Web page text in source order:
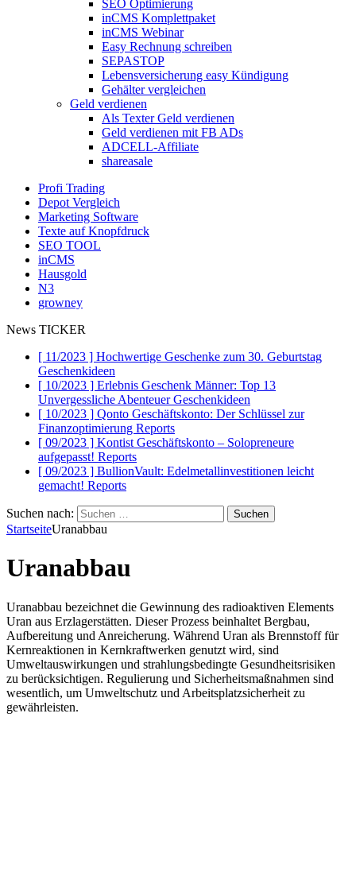
SEO Optimierung
inCMS Komplettpaket
inCMS Webinar
Easy Rechnung schreiben
SEPASTOP
Lebensversicherung easy Kündigung
Gehälter vergleichen
Geld verdienen
Als Texter Geld verdienen
Geld verdienen mit FB ADs
ADCELL-Affiliate
shareasale
Profi Trading
Depot Vergleich
Marketing Software
Texte auf Knopfdruck
SEO TOOL
inCMS
Hausgold
N3
growney
News TICKER
[ 11/2023 ] Hochwertige Geschenke zum 30. Geburtstag
Geschenkideen
[ 10/2023 ] Erlebnis Geschenk Männer: Top 13
Unvergessliche AbenteuerGeschenkideen
[ 10/2023 ] Qonto Geschäftskonto: Der Schlüssel zur
Finanzoptimierung Reports
[ 09/2023 ] Kontist Geschäftskonto – Solopreneure
aufgepasst! Reports
[ 09/2023 ] BullionVault: Edelmetallinvestitionen leicht
gemacht! Reports
Suchen nach:
StartseiteUranabbau
Uranabbau
Uranabbau bezeichnet die Gewinnung des radioaktiven Elements
Uran aus Erzlagerstätten. Dieser Prozess beinhaltet Bergbau,
Aufbereitung und Anreicherung. Während Uran als Brennstoff für
Kernreaktionen in Kernkraftwerken genutzt wird, sind
Umweltauswirkungen und strahlungsbedingte Gesundheitsrisiken
zu berücksichtigen. Regulierung und Sicherheitsmaßnahmen sind
wesentlich, um Umweltschutz und Arbeitsplatzsicherheit zu
gewährleisten.